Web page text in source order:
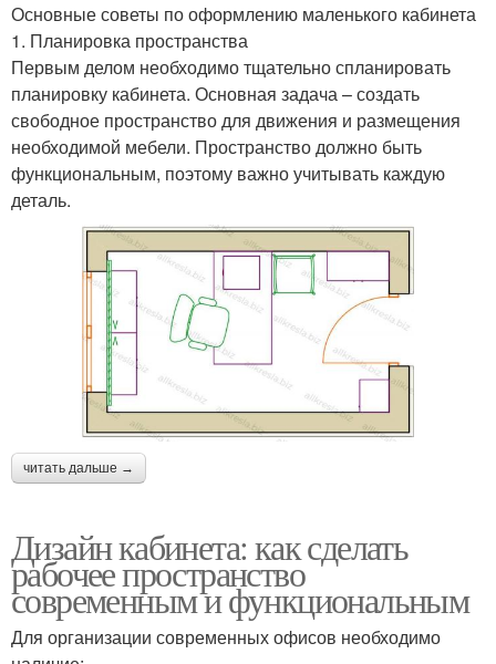
Основные советы по оформлению маленького кабинета
1. Планировка пространства
Первым делом необходимо тщательно спланировать
планировку кабинета. Основная задача – создать
свободное пространство для движения и размещения
необходимой мебели. Пространство должно быть
функциональным, поэтому важно учитывать каждую
деталь.
читать дальше →
Дизайн кабинета: как сделать
рабочее пространство
современным и функциональным
Для организации современных офисов необходимо